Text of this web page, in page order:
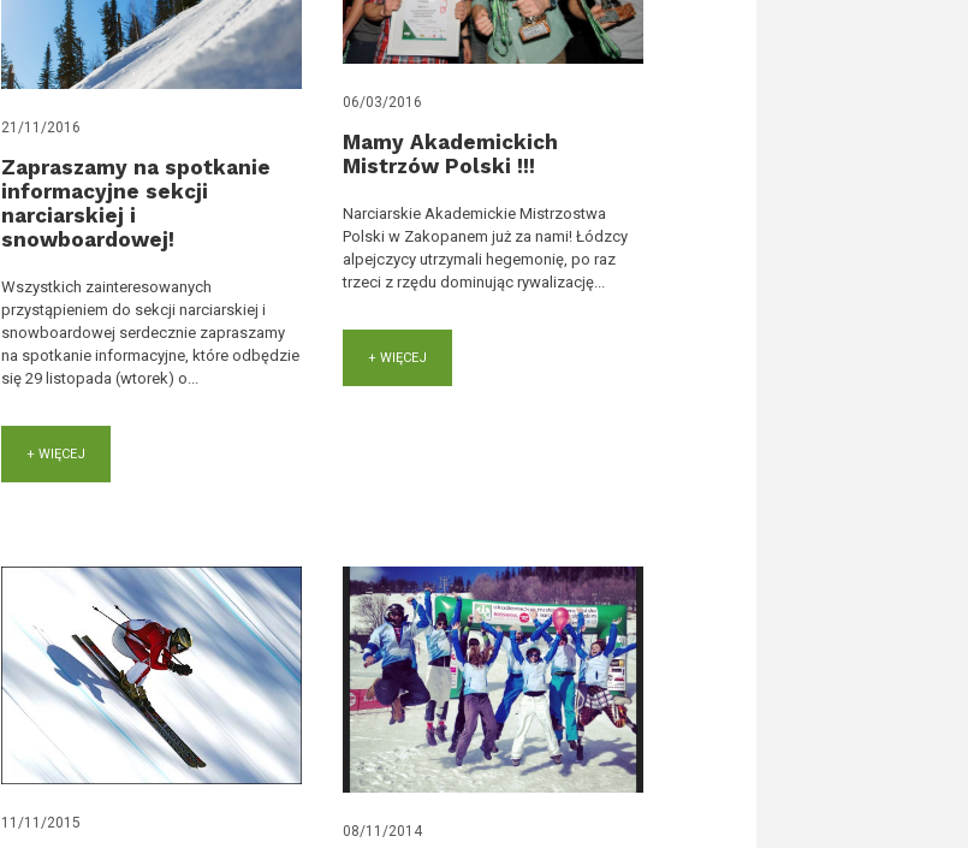
21/11/2016
Zapraszamy na spotkanie
informacyjne sekcji
narciarskiej i
snowboardowej!
Wszystkich zainteresowanych
przystąpieniem do sekcji narciarskiej i
snowboardowej serdecznie zapraszamy
na spotkanie informacyjne, które odbędzie
się 29 listopada (wtorek) o...
+ WIĘCEJ
06/03/2016
Mamy Akademickich
Mistrzów Polski !!!
Narciarskie Akademickie Mistrzostwa
Polski w Zakopanem już za nami! Łódzcy
alpejczycy utrzymali hegemonię, po raz
trzeci z rzędu dominując rywalizację...
+ WIĘCEJ
11/11/2015
08/11/2014